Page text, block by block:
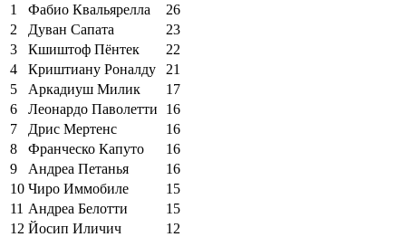
1
Фабио Квальярелла
26
2
Дуван Сапата
23
3
Кшиштоф Пёнтек
22
4
Криштиану Роналду
21
5
Аркадиуш Милик
17
6
Леонардо Паволетти
16
7
Дрис Мертенс
16
8
Франческо Капуто
16
9
Андреа Петанья
16
10 Чиро Иммобиле
15
11 Андреа Белотти
15
12 Йосип Иличич
12